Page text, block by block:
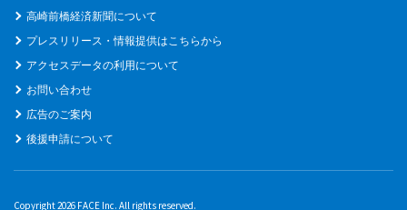
高崎前橋経済新聞について
プレスリリース・情報提供はこちらから
アクセスデータの利用について
お問い合わせ
広告のご案内
後援申請について
Copyright 2026 FACE Inc. All rights reserved.